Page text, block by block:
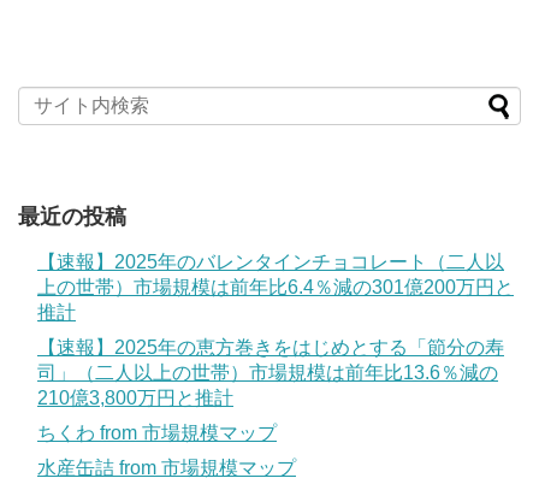
最近の投稿
【速報】2025年のバレンタインチョコレート（二人以
上の世帯）市場規模は前年比6.4％減の301億200万円と
推計
【速報】2025年の恵方巻きをはじめとする「節分の寿
司」（二人以上の世帯）市場規模は前年比13.6％減の
210億3,800万円と推計
ちくわ from 市場規模マップ
水産缶詰 from 市場規模マップ